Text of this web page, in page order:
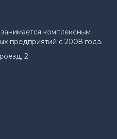
занимается комплексным
предприятий с 2008 года.
2